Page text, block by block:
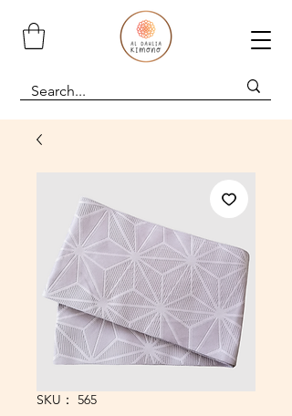
SKU： 565